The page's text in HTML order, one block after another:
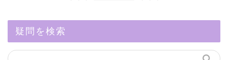
疑問を検索